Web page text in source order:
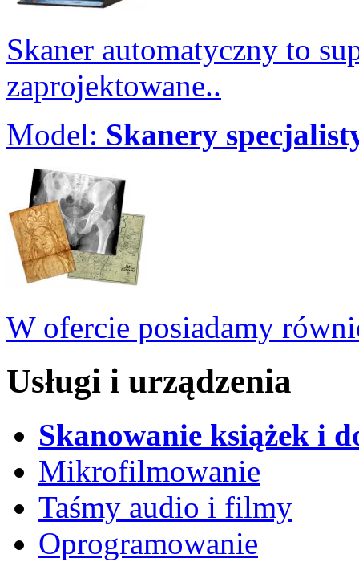
Skaner automatyczny to
zaprojektowane..
Model: Skanery
W ofercie posiadamy
Usługi i urządzenia
Skanowanie książek i
Mikrofilmowanie
Taśmy audio i filmy
Oprogramowanie